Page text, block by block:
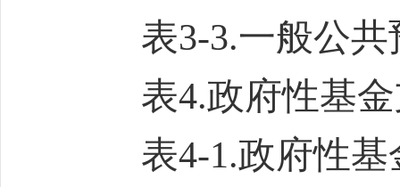
表3-3.一般公共
表4.政府性基
表4-1.政府性基